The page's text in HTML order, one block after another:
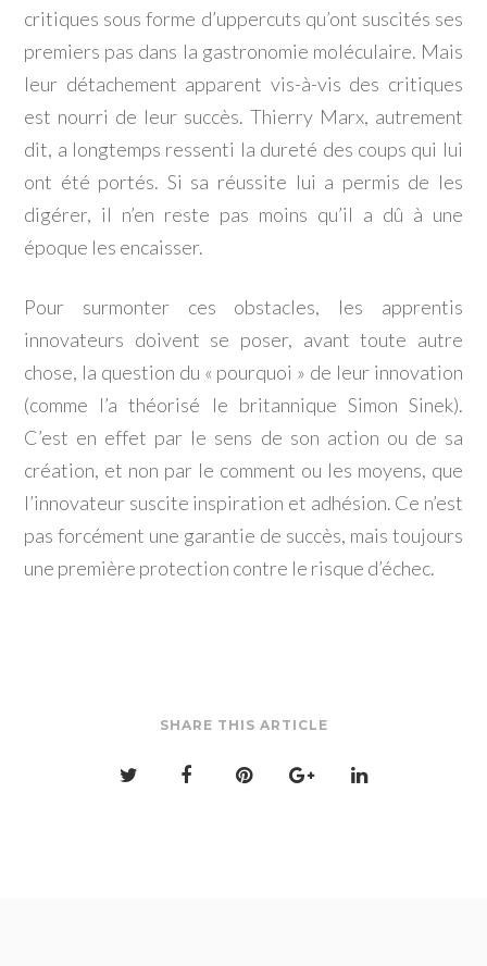
critiques sous forme d’uppercuts qu’ont suscités ses
premiers pas dans la gastronomie moléculaire. Mais
leur détachement apparent vis-à-vis des critiques
est nourri de leur succès. Thierry Marx, autrement
dit, a longtemps ressenti la dureté des coups qui lui
ont été portés. Si sa réussite lui a permis de les
digérer, il n’en reste pas moins qu’il a dû à une
époque les encaisser.
Pour surmonter ces obstacles, les apprentis
innovateurs doivent se poser, avant toute autre
chose, la question du « pourquoi » de leur innovation
(comme l’a théorisé le britannique Simon Sinek).
C’est en effet par le sens de son action ou de sa
création, et non par le comment ou les moyens, que
l’innovateur suscite inspiration et adhésion. Ce n’est
pas forcément une garantie de succès, mais toujours
une première protection contre le risque d’échec.
SHARE THIS ARTICLE